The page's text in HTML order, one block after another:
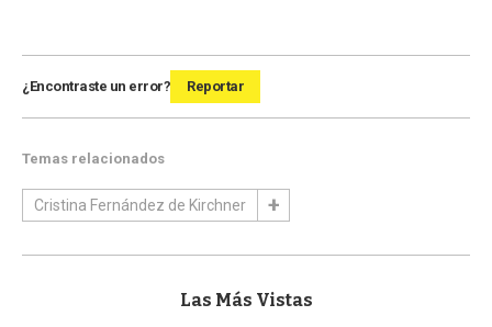
¿Encontraste un error? Reportar
Temas relacionados
Cristina Fernández de Kirchner
Las Más Vistas